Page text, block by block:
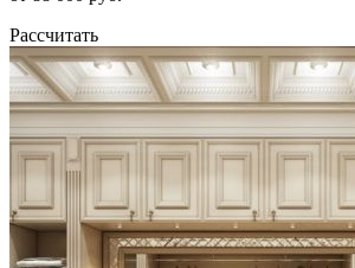
Рассчитать